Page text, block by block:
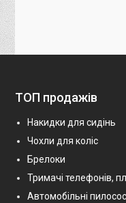
ТОП продажів
Накидки для сидінь
Чохли для коліс
Брелоки
Тримачі телефонів,
Автомобільні